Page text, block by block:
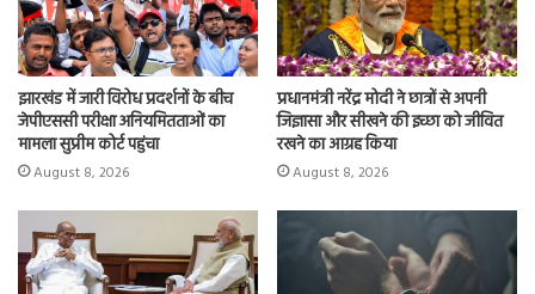
झारखंड में जारी विरोध प्रदर्शनों के बीच
जेपीएससी परीक्षा अनियमितताओं का
मामला सुप्रीम कोर्ट पहुंचा
August 8, 2026
प्रधानमंत्री नरेंद्र मोदी ने छात्रों से अपनी
जिज्ञासा और सीखने की इच्छा को जीवित
रखने का आग्रह किया
August 8, 2026